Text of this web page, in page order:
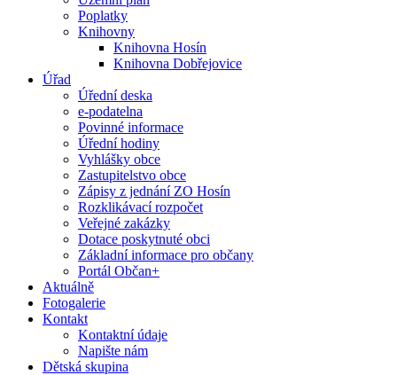
Poplatky
Knihovny
Knihovna Hosín
Knihovna Dobřejovice
Úřad
Úřední deska
e-podatelna
Povinné informace
Úřední hodiny
Vyhlášky obce
Zastupitelstvo obce
Zápisy z jednání ZO Hosín
Rozklikávací rozpočet
Veřejné zakázky
Dotace poskytnuté obci
Základní informace pro občany
Portál Občan+
Aktuálně
Fotogalerie
Kontakt
Kontaktní údaje
Napište nám
Dětská skupina